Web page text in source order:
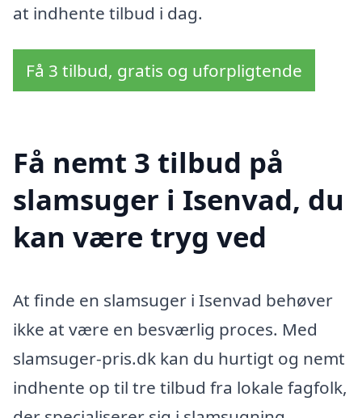
at indhente tilbud i dag.
Få 3 tilbud, gratis og uforpligtende
Få nemt 3 tilbud på
slamsuger i Isenvad, du
kan være tryg ved
At finde en slamsuger i Isenvad behøver
ikke at være en besværlig proces. Med
slamsuger-pris.dk kan du hurtigt og nemt
indhente op til tre tilbud fra lokale fagfolk,